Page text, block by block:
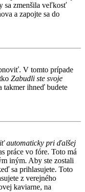
sa zmenšila veľkosť
a zapojte sa do
V tomto prípade
Zabudli ste svoje
takmer ihneď budete
automaticky pri ďalšej
práce vo fóre. Toto má
iným. Aby ste zostali
sa prihlasujete. Toto
z verejného
kaviarne, na